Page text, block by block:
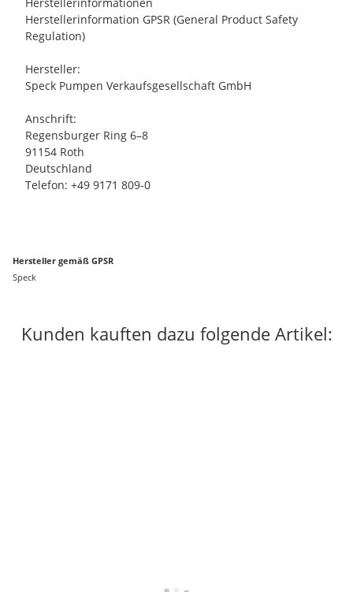
Herstellerinformation GPSR (General Product Safety
Regulation)
Hersteller:
Speck Pumpen Verkaufsgesellschaft GmbH
Anschrift:
Regensburger Ring 6–8
91154 Roth
Deutschland
Telefon: +49 9171 809-0
Hersteller gemäß GPSR
Speck
Kunden kauften dazu folgende Artikel: